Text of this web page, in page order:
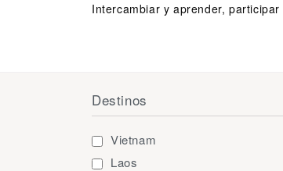
Intercambiar y aprender,
Destinos
Vietnam
Laos